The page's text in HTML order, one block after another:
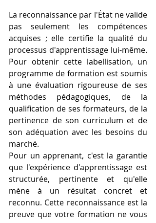
La reconnaissance par l'État ne valide
pas seulement les compétences
acquises ; elle certifie la qualité du
processus d'apprentissage lui-même.
Pour obtenir cette labellisation, un
programme de formation est soumis
à une évaluation rigoureuse de ses
méthodes pédagogiques, de la
qualification de ses formateurs, de la
pertinence de son curriculum et de
son adéquation avec les besoins du
marché.
Pour un apprenant, c'est la garantie
que l'expérience d'apprentissage est
structurée, pertinente et qu'elle
mène à un résultat concret et
reconnu. Cette reconnaissance est la
preuve que votre formation ne vous